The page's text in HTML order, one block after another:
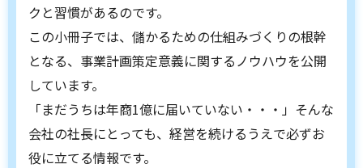
クと習慣があるのです。
この小冊子では、儲かるための仕組みづくりの根幹
となる、事業計画策定意義に関するノウハウを公開
しています。
「まだうちは年商1億に届いていない・・・」そんな
会社の社長にとっても、経営を続けるうえで必ずお
役に立てる情報です。